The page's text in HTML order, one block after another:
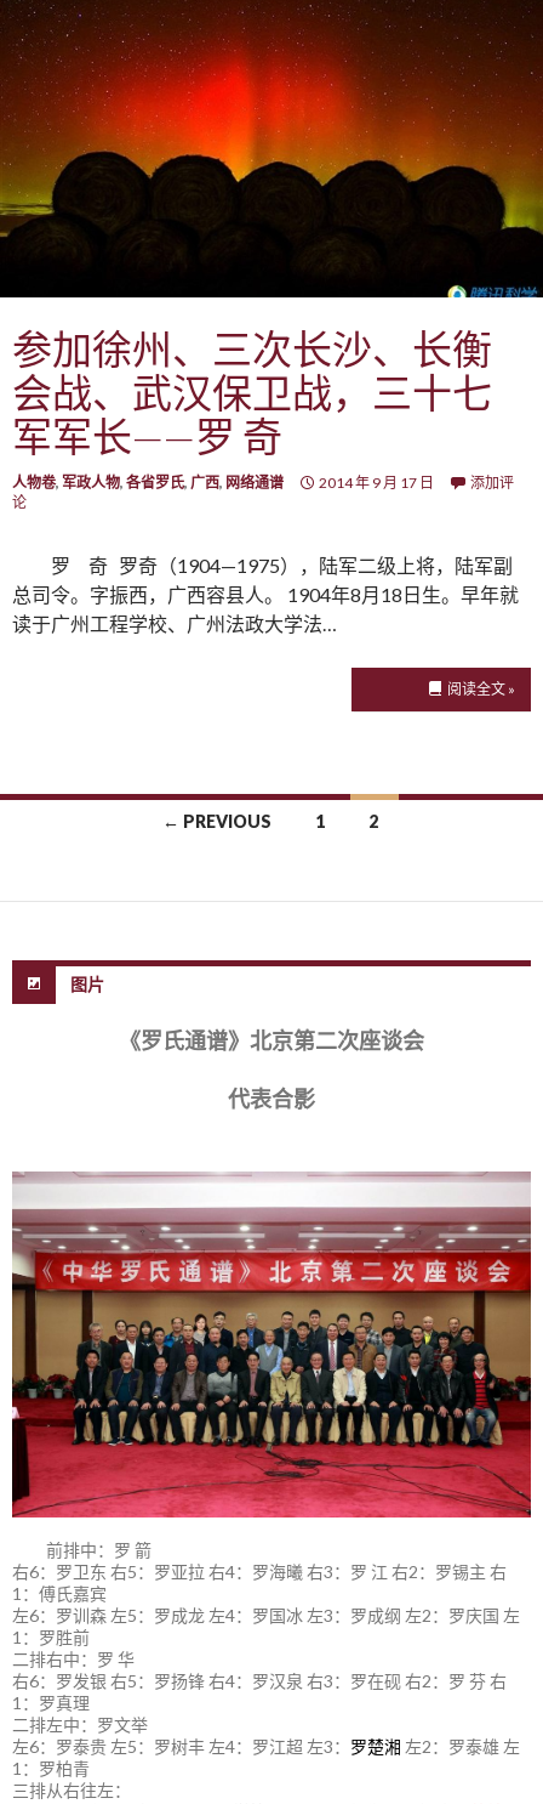
参加徐州、三次长沙、长衡
会战、武汉保卫战，三十七
军军长——罗 奇
人物卷, 军政人物, 各省罗氏, 广西, 网络通谱 2014 年 9 月 17 日
添加评
论
罗 奇 罗奇（1904—1975），陆军二级上将，陆军副
总司令。字振西，广西容县人。 1904年8月18日生。早年就
读于广州工程学校、广州法政大学法…
阅读全文 »
← PREVIOUS 1 2
图片
《罗氏通谱》北京第二次座谈会
代表合影
前排中：罗 箭
右6：罗卫东 右5：罗亚拉 右4：罗海曦 右3：罗 江 右2：罗锡主 右
1：傅氏嘉宾
左6：罗训森 左5：罗成龙 左4：罗国冰 左3：罗成纲 左2：罗庆国 左
1：罗胜前
二排右中：罗 华
右6：罗发银 右5：罗扬锋 右4：罗汉泉 右3：罗在砚 右2：罗 芬 右
1：罗真理
二排左中：罗文举
左6：罗泰贵 左5：罗树丰 左4：罗江超 左3： 罗楚湘 左2：罗泰雄 左
1：罗柏青
三排从右往左：